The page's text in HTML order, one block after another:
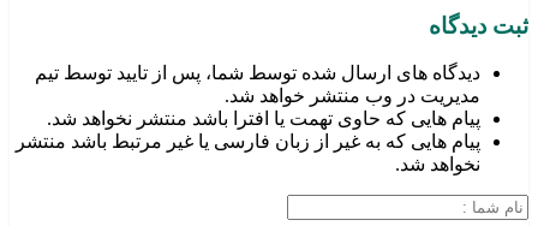
ثبت دیدگاه
دیدگاه های ارسال شده توسط شما، پس از تایید توسط تیم
مدیریت در وب منتشر خواهد شد.
پیام هایی که حاوی تهمت یا افترا باشد منتشر نخواهد شد.
پیام هایی که به غیر از زبان فارسی یا غیر مرتبط باشد منتشر
نخواهد شد.